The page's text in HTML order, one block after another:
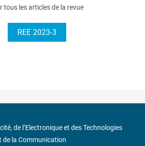
tous les articles de la revue
REE 2023-3
de l’Electronique et des Technologies
de la Communication